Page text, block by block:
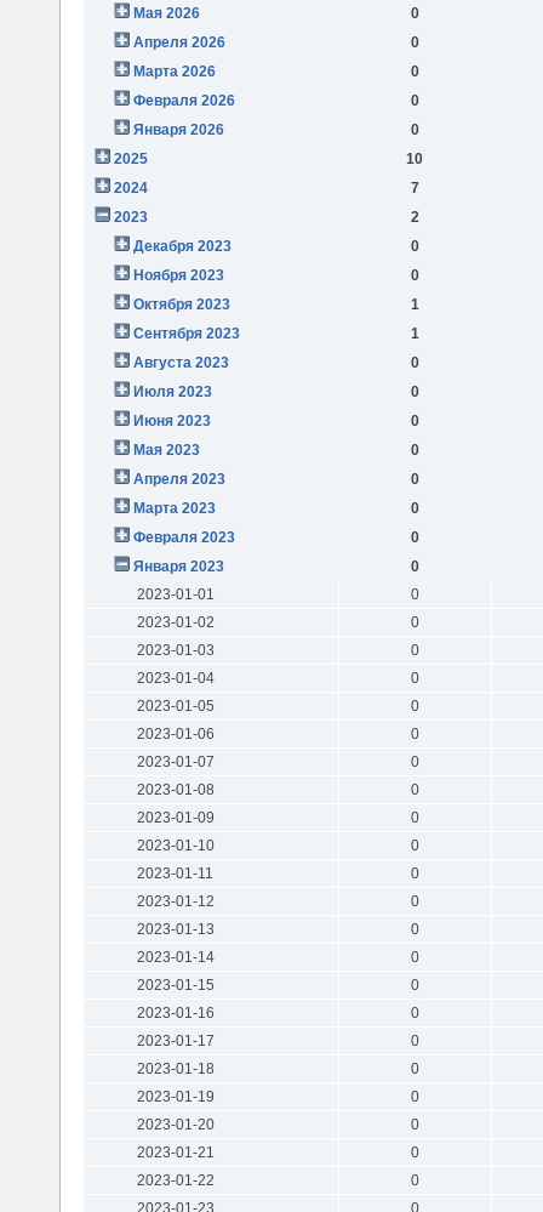
Мая 2026
0
Апреля 2026
0
Марта 2026
0
Февраля 2026
0
Января 2026
0
2025
10
2024
7
2023
2
Декабря 2023
0
Ноября 2023
0
Октября 2023
1
Сентября 2023
1
Августа 2023
0
Июля 2023
0
Июня 2023
0
Мая 2023
0
Апреля 2023
0
Марта 2023
0
Февраля 2023
0
Января 2023
0
2023-01-01
0
2023-01-02
0
2023-01-03
0
2023-01-04
0
2023-01-05
0
2023-01-06
0
2023-01-07
0
2023-01-08
0
2023-01-09
0
2023-01-10
0
2023-01-11
0
2023-01-12
0
2023-01-13
0
2023-01-14
0
2023-01-15
0
2023-01-16
0
2023-01-17
0
2023-01-18
0
2023-01-19
0
2023-01-20
0
2023-01-21
0
2023-01-22
0
2023-01-23
0